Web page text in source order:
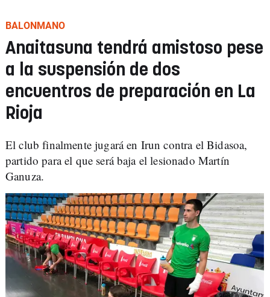
BALONMANO
Anaitasuna tendrá amistoso pese
a la suspensión de dos
encuentros de preparación en La
Rioja
El club finalmente jugará en Irun contra el Bidasoa,
partido para el que será baja el lesionado Martín
Ganuza.